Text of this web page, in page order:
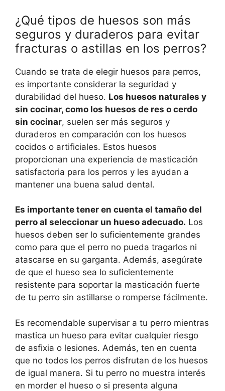
¿Qué tipos de huesos son más
seguros y duraderos para evitar
fracturas o astillas en los perros?
Cuando se trata de elegir huesos para perros,
es importante considerar la seguridad y
durabilidad del hueso. Los huesos naturales y
sin cocinar, como los huesos de res o cerdo
sin cocinar, suelen ser más seguros y
duraderos en comparación con los huesos
cocidos o artificiales. Estos huesos
proporcionan una experiencia de masticación
satisfactoria para los perros y les ayudan a
mantener una buena salud dental.
Es importante tener en cuenta el tamaño del
perro al seleccionar un hueso adecuado. Los
huesos deben ser lo suficientemente grandes
como para que el perro no pueda tragarlos ni
atascarse en su garganta. Además, asegúrate
de que el hueso sea lo suficientemente
resistente para soportar la masticación fuerte
de tu perro sin astillarse o romperse fácilmente.
Es recomendable supervisar a tu perro mientras
mastica un hueso para evitar cualquier riesgo
de asfixia o lesiones. Además, ten en cuenta
que no todos los perros disfrutan de los huesos
de igual manera. Si tu perro no muestra interés
en morder el hueso o si presenta alguna